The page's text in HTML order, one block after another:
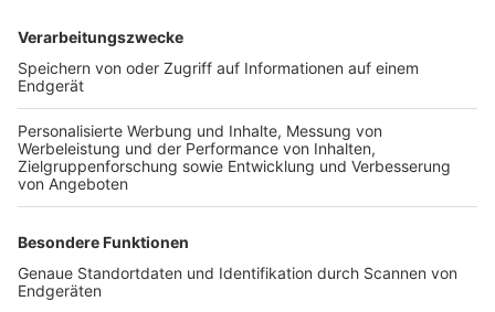
TOP-VEREINE
TOP-PARTNER